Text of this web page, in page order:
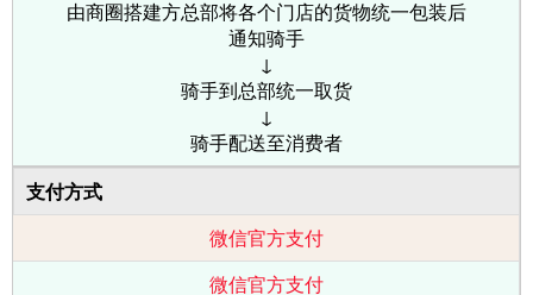
由商圈搭建方总部将各个门店的货物统一包装后
通知骑手
↓
骑手到总部统一取货
↓
骑手配送至消费者
支付方式
微信官方支付
微信官方支付